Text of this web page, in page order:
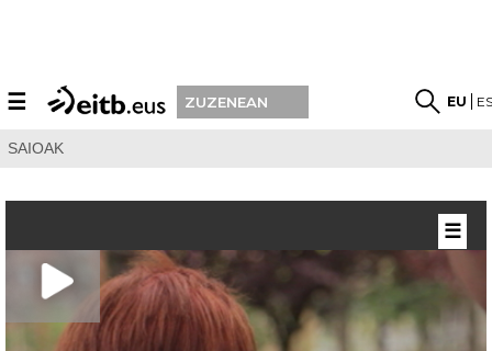
☰ ZUZENEAN EU
SAIOAK
☰